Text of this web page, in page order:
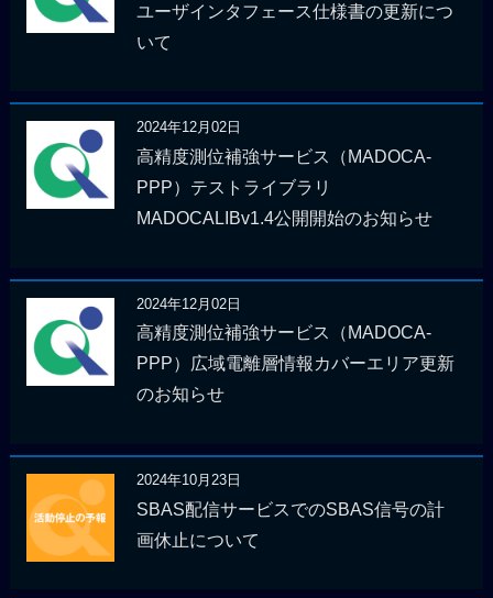
ユーザインタフェース仕様書の更新につ
いて
2024年12月02日
高精度測位補強サービス（MADOCA-
PPP）テストライブラリ
MADOCALIBv1.4公開開始のお知らせ
2024年12月02日
高精度測位補強サービス（MADOCA-
PPP）広域電離層情報カバーエリア更新
のお知らせ
2024年10月23日
SBAS配信サービスでのSBAS信号の計
画休止について